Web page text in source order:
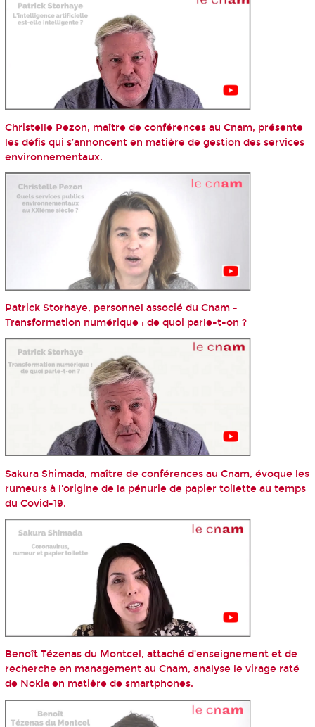
Christelle Pezon, maître de conférences au Cnam, présente
les défis qui s’annoncent en matière de gestion des services
environnementaux.
Patrick Storhaye, personnel associé du Cnam -
Transformation numérique : de quoi parle-t-on ?
Sakura Shimada, maître de conférences au Cnam, évoque les
rumeurs à l'origine de la pénurie de papier toilette au temps
du Covid-19.
Benoît Tézenas du Montcel, attaché d’enseignement et de
recherche en management au Cnam, analyse le virage raté
de Nokia en matière de smartphones.